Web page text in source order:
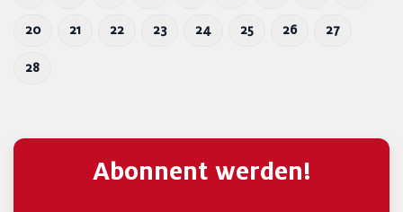
20 21 22 23 24 25 26 27
28
Abonnent werden!